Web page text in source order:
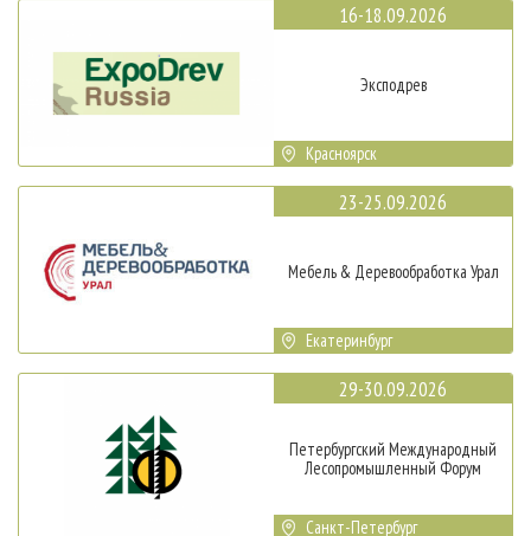
16-18.09.2026
Эксподрев
Красноярск
23-25.09.2026
Мебель & Деревообработка Урал
Екатеринбург
29-30.09.2026
Петербургский Международный
Лесопромышленный Форум
Санкт-Петербург